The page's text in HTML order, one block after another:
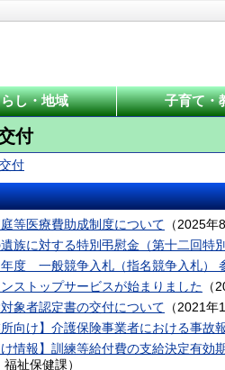
し・地域 子育て・
付
付
等医療費助成制度について （2025年
族に対する特別弔慰金（第十二回特
度 一般競争入札（指名競争入札）
ストップサービスが始まりました （
象者認定書の交付について （2021年
所向け】介護保険事業者における事故
け情報】訓練等給付費の支給決定有
福祉保健課）